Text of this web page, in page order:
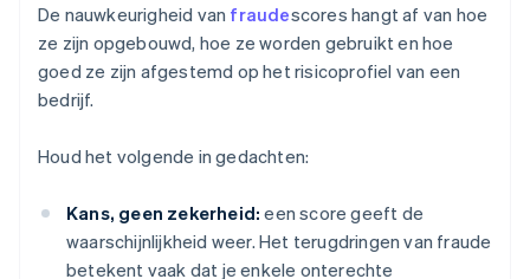
De nauwkeurigheid van fraudescores hangt af van hoe
ze zijn opgebouwd, hoe ze worden gebruikt en hoe
goed ze zijn afgestemd op het risicoprofiel van een
bedrijf.
Houd het volgende in gedachten:
Kans, geen zekerheid: een score geeft de
waarschijnlijkheid weer. Het terugdringen van fraude
betekent vaak dat je enkele onterechte